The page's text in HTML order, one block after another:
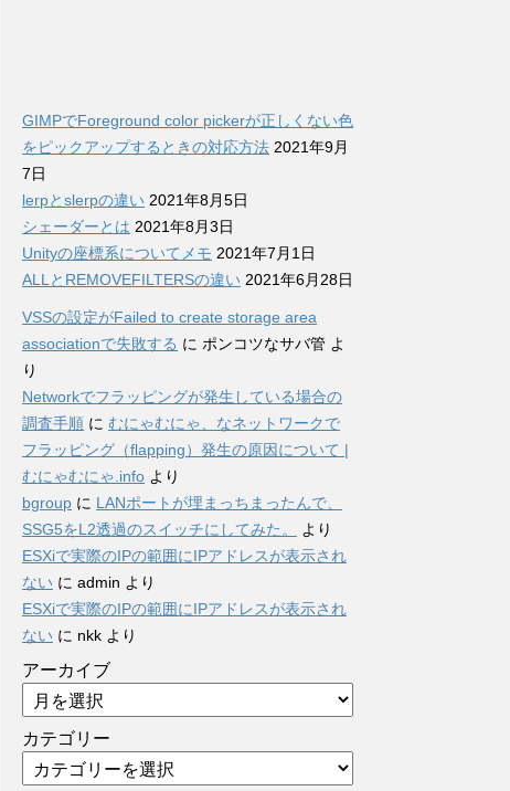
GIMPでForeground color pickerが正しくない色
をピックアップするときの対応方法 2021年9月
7日
lerpとslerpの違い 2021年8月5日
シェーダーとは 2021年8月3日
Unityの座標系についてメモ 2021年7月1日
ALLとREMOVEFILTERSの違い 2021年6月28日
VSSの設定がFailed to create storage area
associationで失敗する に ポンコツなサバ管 よ
り
Networkでフラッピングが発生している場合の
調査手順 に むにゃむにゃ、なネットワークで
フラッピング（flapping）発生の原因について |
むにゃむにゃ.info より
bgroup に LANポートが埋まっちまったんで、
SSG5をL2透過のスイッチにしてみた。
より
ESXiで実際のIPの範囲にIPアドレスが表示され
ない に admin より
ESXiで実際のIPの範囲にIPアドレスが表示され
ない に nkk より
アーカイブ
カテゴリー